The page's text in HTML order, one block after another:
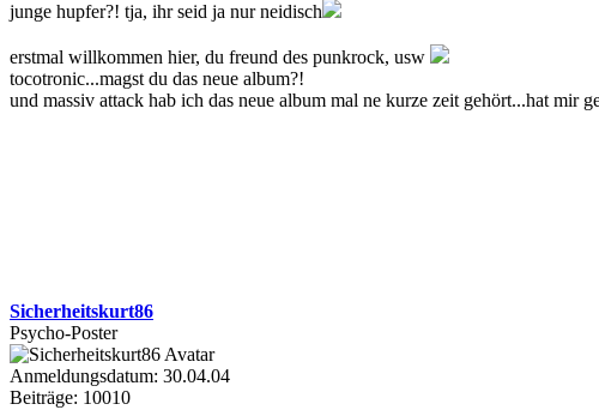
junge hupfer?! tja, ihr seid ja nur neidisch
erstmal willkommen hier, du freund des punkrock, usw
tocotronic...magst du das neue album?!
und massiv attack hab ich das neue album mal ne kurze zeit gehört...hat
Sicherheitskurt86
Psycho-Poster
Anmeldungsdatum: 30.04.04
Beiträge: 10010